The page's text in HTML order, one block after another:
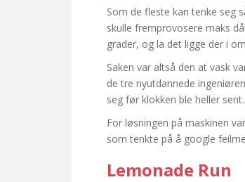
Som de fleste kan tenke seg
skulle fremprovosere maks
grader, og la det ligge der i
Saken var altså den at vask
de tre nyutdannede
seg før klokken ble heller
For løsningen på maskinen
som tenkte på å google
Lemonade Run